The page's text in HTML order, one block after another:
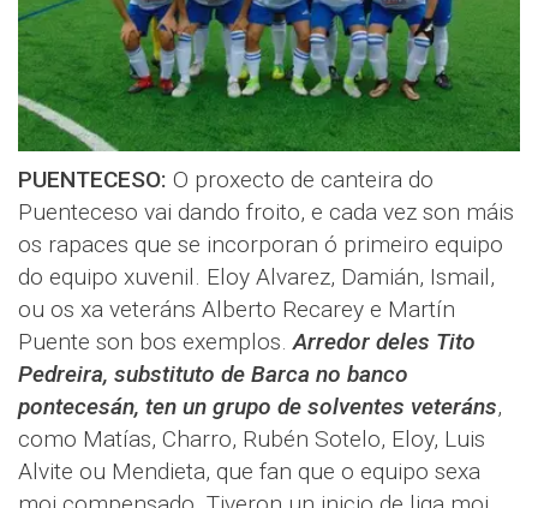
PUENTECESO: O proxecto de canteira do
Puenteceso vai dando froito, e cada vez son máis
os rapaces que se incorporan ó primeiro equipo
do equipo xuvenil. Eloy Alvarez, Damián, Ismail,
ou os xa veteráns Alberto Recarey e Martín
Puente son bos exemplos.Arredor deles Tito
Pedreira, substituto de Barca no banco
pontecesán, ten un grupo de solventes veteráns,
como Matías, Charro, Rubén Sotelo, Eloy, Luis
Alvite ou Mendieta, que fan que o equipo sexa